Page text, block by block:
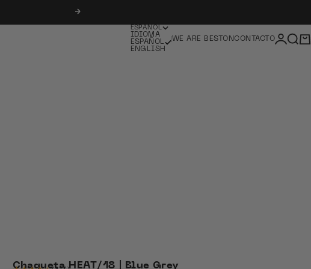
Siguiente
ESPAÑOL
IDIOMA
ESPAÑOL
ENGLISH
WE ARE BESTON CONTACTOIniciar
Chaqueta HEAT/18 | Blue Grey